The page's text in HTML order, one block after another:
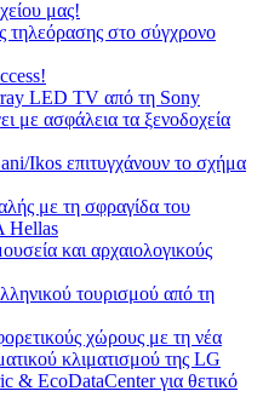
μας!
τηλεόρασης στο σύγχρονο
LED TV από τη Sony
με ασφάλεια τα ξενοδοχεία
Ikos επιτυγχάνουν το σχήμα
με τη σφραγίδα του
Hellas
και αρχαιολογικούς
τουρισμού από τη
χώρους με τη νέα
κλιματισμού της LG
& EcoDataCenter για θετικό